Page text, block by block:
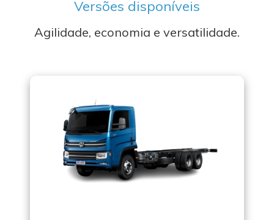
Versões disponíveis
Agilidade, economia e versatilidade.